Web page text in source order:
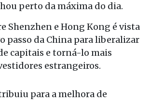
perto da máxima do dia.
Shenzhen e Hong Kong é vista
passo da China para liberalizar
capitais e torná-lo mais
estrangeiros.
para a melhora de